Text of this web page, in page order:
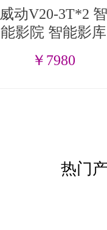
威动V20-3T*2 智
能影院 智能影库
￥7980
热门